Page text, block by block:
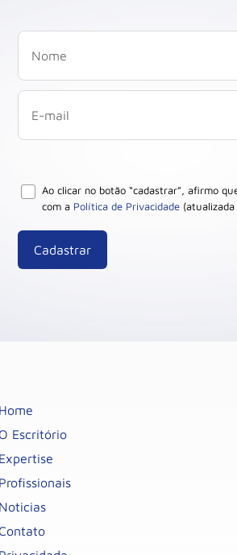
Ao clicar no botão “cadastrar”, afirmo
com a Política de Privacidade
Home
O Escritório
Expertise
Profissionais
Noticias